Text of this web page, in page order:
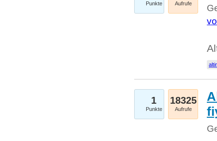
Punkte Aufrufe
1
Punkte
18325
Aufrufe